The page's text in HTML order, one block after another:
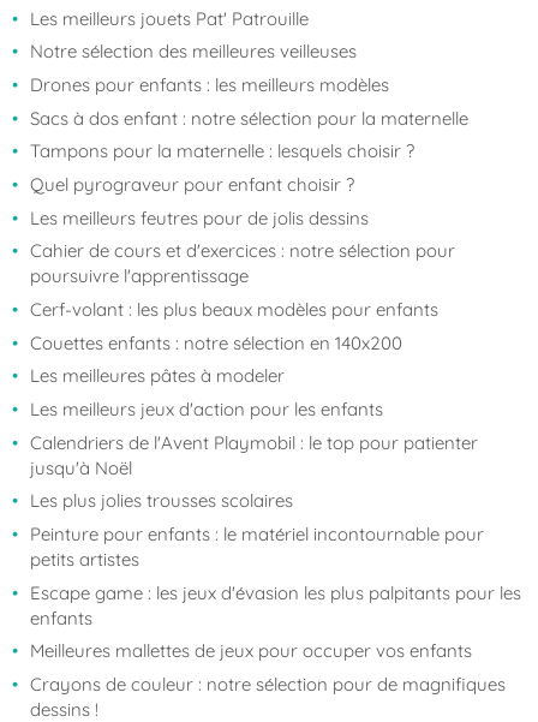
Les meilleurs jouets Pat' Patrouille
Notre sélection des meilleures veilleuses
Drones pour enfants : les meilleurs modèles
Sacs à dos enfant : notre sélection pour la maternelle
Tampons pour la maternelle : lesquels choisir ?
Quel pyrograveur pour enfant choisir ?
Les meilleurs feutres pour de jolis dessins
Cahier de cours et d'exercices : notre sélection pour
poursuivre l'apprentissage
Cerf-volant : les plus beaux modèles pour enfants
Couettes enfants : notre sélection en 140x200
Les meilleures pâtes à modeler
Les meilleurs jeux d'action pour les enfants
Calendriers de l'Avent Playmobil : le top pour patienter
jusqu'à Noël
Les plus jolies trousses scolaires
Peinture pour enfants : le matériel incontournable pour
petits artistes
Escape game : les jeux d'évasion les plus palpitants pour les
enfants
Meilleures mallettes de jeux pour occuper vos enfants
Crayons de couleur : notre sélection pour de magnifiques
dessins !